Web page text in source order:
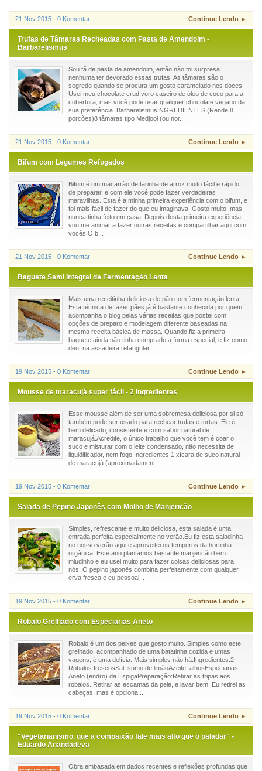
21 Nov 2015 - 0 Komentar Continue Lendo ►
Trufas de Tâmaras Recheadas com Pasta de Amendoim -
Barbarelismus
Sou fã de pasta de amendoim, então não foi surpresa
nenhuma ter devorado essas trufas. As tâmaras são o
segredo quando se procura um gosto caramelado nos doces.
Usei meu chocolate crudívoro caseiro de óleo de coco para a
cobertura, mas você pode usar qualquer chocolate vegano da
sua preferência. BarbarelismusINGREDIENTES (Rende 8
porções)8 tâmaras tipo Medjool (ou nor...
21 Nov 2015 - 0 Komentar Continue Lendo ►
Bifum com Legumes Refogados
Bifum é um macarrão de farinha de arroz muito fácil e rápido
de preparar, e com ele você pode fazer verdadeiras
maravilhas. Esta é a minha primeira experiência com o bifum, e
foi mais fácil de fazer do que eu imaginava. Gosto muito, mas
nunca tinha feito em casa. Depois desta primeira experiência,
vou me animar a fazer outras receitas e compartilhar aqui com
vocês.O b...
21 Nov 2015 - 0 Komentar Continue Lendo ►
Baguete Semi Integral de Fermentação Lenta
Mais uma receitinha deliciosa de pão com fermentação lenta.
Esta técnica de fazer pães já é bastante conhecida por quem
acompanha o blog pelas várias receitas que postei com
opções de preparo e modelagem diferente baseadas na
mesma receita básica de massa. Quando fiz a primeira
baguete ainda não tinha comprado a forma especial, e fiz como
deu, na assadeira retangular ...
19 Nov 2015 - 0 Komentar Continue Lendo ►
Mousse de maracujá super fácil - 2 ingredientes
Esse mousse além de ser uma sobremesa deliciosa por si só
também pode ser usado para rechear trufas e tortas. Ele é
bem delicado, consistente e com sabor natural de
maracujá.Acredite, o único trabalho que você tem é coar o
suco e misturar com o leite condensado, não necessita de
liquidificador, nem fogo.Ingredientes:1 xícara de suco natural
de maracujá (aproximadament...
19 Nov 2015 - 0 Komentar Continue Lendo ►
Salada de Pepino Japonês com Molho de Manjericão
Simples, refrescante e muito deliciosa, esta salada é uma
entrada perfeita especialmente no verão.Eu fiz esta saladinha
no nosso verão aqui e aproveitei os temperos da hortinha
orgânica. Este ano plantamos bastante manjericão bem
miudinho e eu usei muito para fazer coisas deliciosas para
nós. O pepino japonês combina perfeitamente com qualquer
erva fresca e eu pessoal...
19 Nov 2015 - 0 Komentar Continue Lendo ►
Robalo Grelhado com Especiarias Aneto
Robalo é um dos peixes que gosto muito. Simples como este,
grelhado, acompanhado de uma batatinha cozida e umas
vagens, é uma delícia. Mais simples não há.Ingredientes:2
Robalos frescosSal, sumo de limãoAzeite, alhosEspeciarias
Aneto (endro) da EspigaPreparação:Retirar as tripas aos
robalos. Retirar as escamas da pele, e lavar bem. Eu retirei as
cabeças, mas é opciona...
19 Nov 2015 - 0 Komentar Continue Lendo ►
"Vegetarianismo, que a compaixão fale mais alto que o paladar" -
Eduardo Anandadeva
Obra embasada em dados recentes e reflexões profundas que